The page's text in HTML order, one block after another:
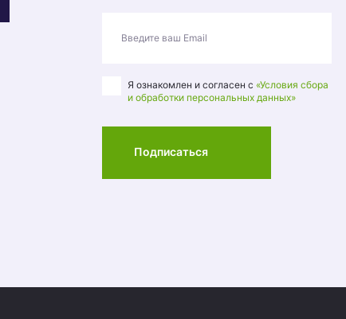
Введите ваш Email
Я ознакомлен и согласен с «Условия сбора
и обработки персональных данных»
Подписаться